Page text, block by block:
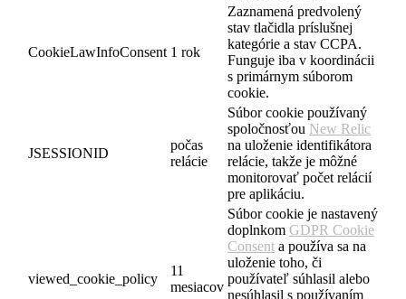
CookieLawInfoConsent 1 rok
Zaznamená predvolený
stav tlačidla príslušnej
kategórie a stav CCPA.
Funguje iba v koordinácii
s primárnym súborom
cookie.
JSESSIONID
počas
relácie
Súbor cookie používaný
spoločnosťou New Relic
na uloženie identifikátora
relácie, takže je môžné
monitorovať počet relácií
pre aplikáciu.
viewed_cookie_policy
11
mesiacov
Súbor cookie je nastavený
doplnkom GDPR Cookie
Consent a používa sa na
uloženie toho, či
používateľ súhlasil alebo
nesúhlasil s používaním